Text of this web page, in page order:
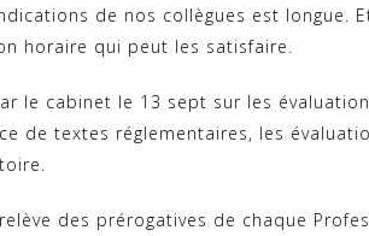
de nos collègues est longue.
horaire qui peut les satisfaire.
le cabinet le 13 sept sur les
de textes réglementaires, les
des prérogatives de chaque